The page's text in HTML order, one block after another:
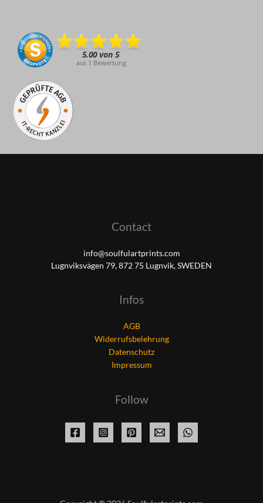
Contact
info@soulfulartprints.com
Lugnviksvägen 79, 872 75 Lugnvik, SWEDEN
Infos
AGB
Widerrufsbelehrung
Datenschutz
Impressum
Follow